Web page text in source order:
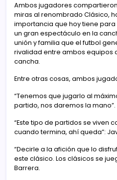
Ambos jugadores
miras al renombrado Clásico,
importancia que hoy tiene
un gran espectáculo en la
unión y familia que el futbol
rivalidad entre ambos equipos
cancha.
Entre otras cosas, ambos
“Tenemos que jugarlo al
partido, nos daremos la mano”.
“Este tipo de partidos se viven
cuando termina, ahí queda”:
“Decirle a la afición que lo
este clásico. Los clásicos se
Barrera.